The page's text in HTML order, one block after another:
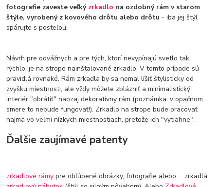
fotografie zaveste veľký zrkadlo na ozdobný rám v starom
štýle, vyrobený z kovového drôtu alebo drôtu - iba jej štýl
spárujte s posteľou.
Návrh pre odvážnych a pre tých, ktorí nevypínajú svetlo tak
rýchlo, je na strope nainštalované zrkadlo. V tomto prípade sú
pravidlá rovnaké. Rám zrkadla by sa nemal líšiť štylisticky od
zvyšku miestnosti, ale vždy môžete zblázniť a minimalistický
interiér "obrátiť" naozaj dekoratívny rám (poznámka: v opačnom
smere to nebude fungovať!). Zrkadlo na strope bude pracovať
najmä vo veľmi nízkych miestnostiach, pretože ich "vytiahne".
Ďalšie zaujímavé patenty
zrkadlové rámy pre obľúbené obrázky, fotografie alebo ... zrkadlá.